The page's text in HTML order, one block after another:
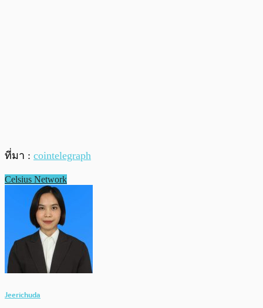
ที่มา : cointelegraph
Celsius Network
Jeerichuda